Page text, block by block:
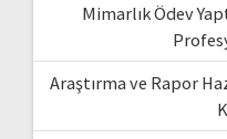
Mimarlık Ödev
Araştırma ve Rapor